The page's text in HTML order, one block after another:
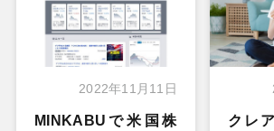
2022年11月11日
MINKABUで米国株
クレ